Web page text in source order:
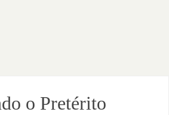
o Pretérito